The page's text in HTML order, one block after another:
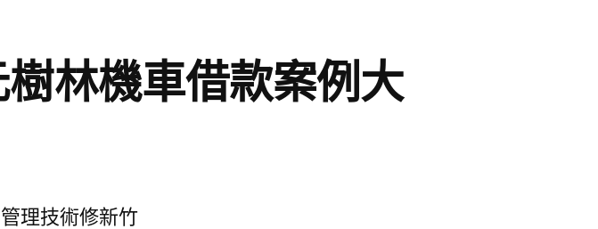
林機車借款案例大
理技術修新竹